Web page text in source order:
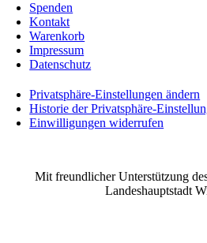
Spenden
Kontakt
Warenkorb
Impressum
Datenschutz
Privatsphäre-Einstellungen ändern
Historie der Privatsphäre-
Einwilligungen widerrufen
Mit freundlicher Unterstützung
Landeshauptstadt